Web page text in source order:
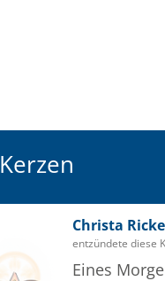
Kerzen
Christa
entzündete diese
Eines